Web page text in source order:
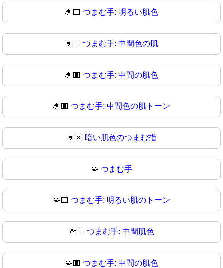
🤌🏻 つまむ手: 明るい肌色
🤌🏼 つまむ手: 中間色の肌
🤌🏽 つまむ手: 中間の肌色
🤌🏾 つまむ手: 中間色の肌トーン
🤌🏿 暗い肌色のつまむ指
🤏 つまむ手
🤏🏻 つまむ手: 明るい肌のトーン
🤏🏼 つまむ手: 中間肌色
🤏🏽 つまむ手: 中間の肌色